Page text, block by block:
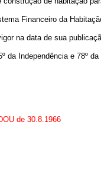
Financeiro da
na data de sua
Independência e 78º da
de 30.8.1966